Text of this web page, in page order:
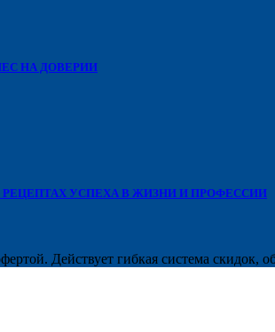
НА ДОВЕРИИ
УСПЕХА В ЖИЗНИ И ПРОФЕССИИ
Действует гибкая система скидок,